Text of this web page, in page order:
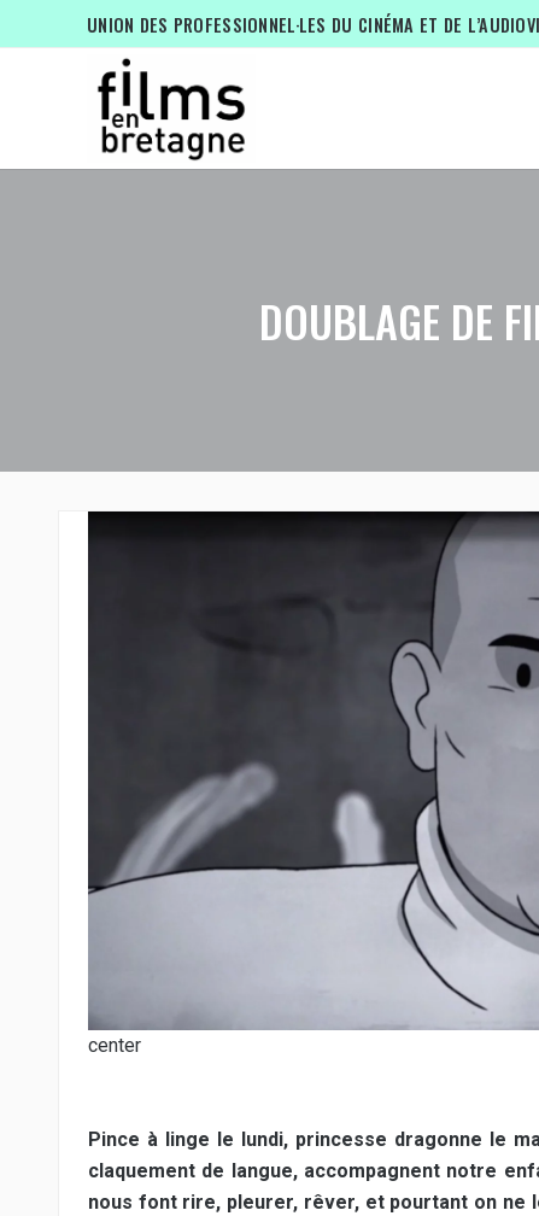
UNION DES PROFESSIONNEL·LES DU CINÉMA ET DE
DOUBLAGE DE
center
Pince à linge le lundi, princesse dragonne le
claquement de langue, accompagnent notre
nous font rire, pleurer, rêver, et pourtant on ne